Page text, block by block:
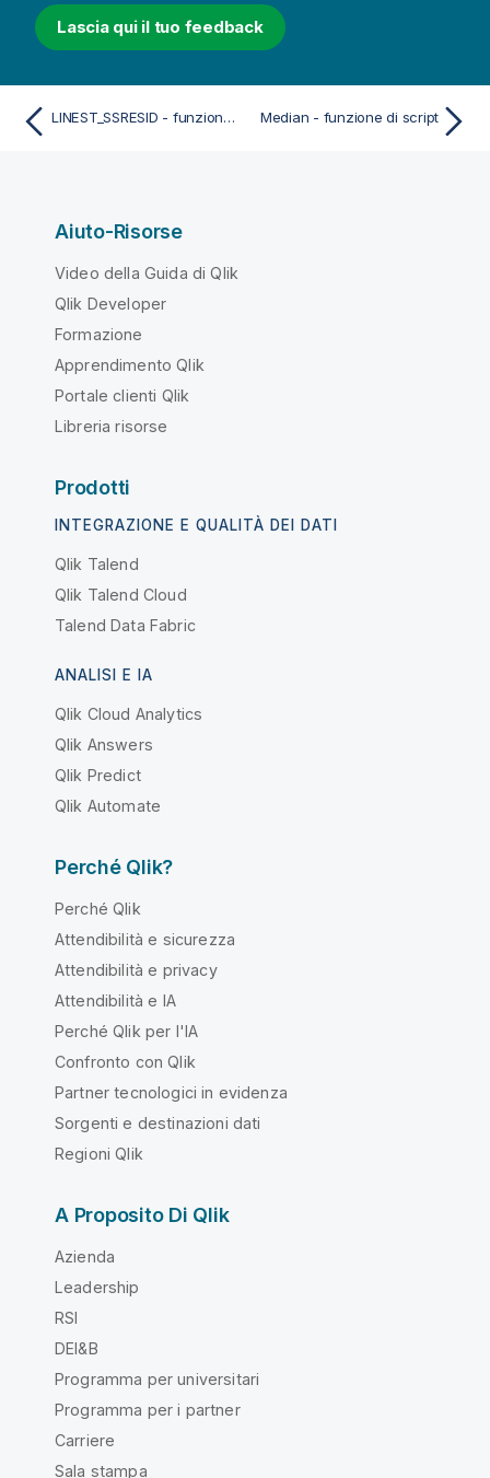
Lascia qui il tuo feedback
LINEST_SSRESID - funzione di script Median - funzione di script
Aiuto-Risorse
Video della Guida di Qlik
Qlik Developer
Formazione
Apprendimento Qlik
Portale clienti Qlik
Libreria risorse
Prodotti
INTEGRAZIONE E QUALITÀ DEI DATI
Qlik Talend
Qlik Talend Cloud
Talend Data Fabric
ANALISI E IA
Qlik Cloud Analytics
Qlik Answers
Qlik Predict
Qlik Automate
Perché Qlik?
Perché Qlik
Attendibilità e sicurezza
Attendibilità e privacy
Attendibilità e IA
Perché Qlik per l'IA
Confronto con Qlik
Partner tecnologici in evidenza
Sorgenti e destinazioni dati
Regioni Qlik
A Proposito Di Qlik
Azienda
Leadership
RSI
DEI&B
Programma per universitari
Programma per i partner
Carriere
Sala stampa